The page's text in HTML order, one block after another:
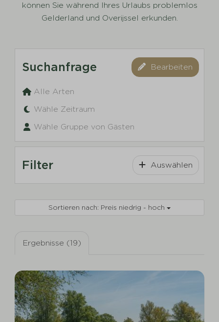
können Sie während Ihres Urlaubs problemlos
Gelderland und Overijssel erkunden.
Suchanfrage Bearbeiten
Alle Arten
Wähle Zeitraum
Wähle Gruppe von Gästen
Filter Auswählen
Sortieren nach: Preis niedrig - hoch
Ergebnisse (19)